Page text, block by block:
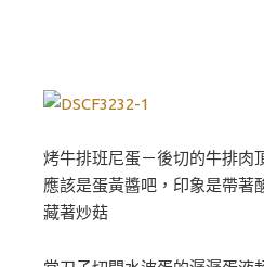
烤牛排班尼蛋－後切的牛排肉
應該是蛋黃醬吧，印象是帶
藏著炒菇